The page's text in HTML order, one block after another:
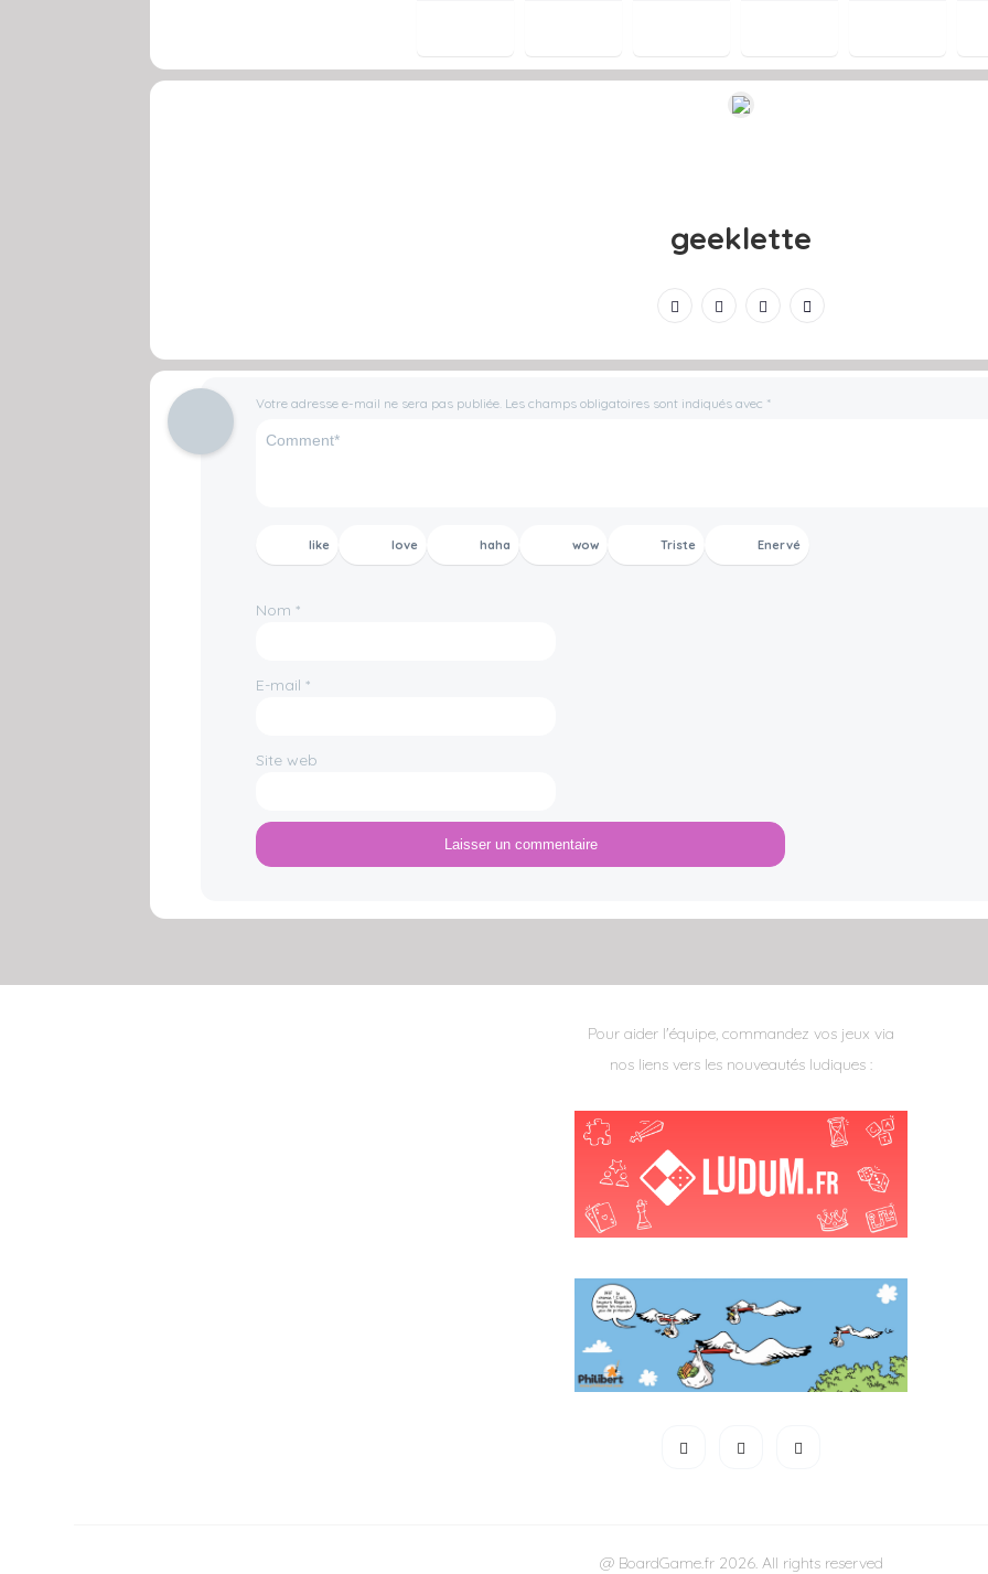
geeklette
Votre adresse e-mail ne sera pas publiée. Les champs obligatoires sont indiqués avec *
like love haha wow Triste Enervé
Nom *
E-mail *
Site web
Pour aider l'équipe, commandez vos jeux via
nos liens vers les nouveautés ludiques :
@ BoardGame.fr 2026. All rights reserved